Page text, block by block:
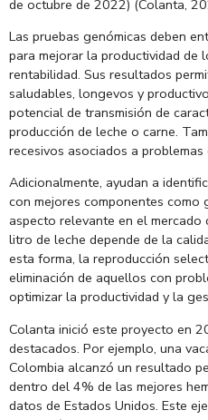
de octubre de 2022) (Colanta,
Las pruebas genómicas deben
para mejorar la productividad de
rentabilidad. Sus resultados
saludables, longevos y
potencial de transmisión de
producción de leche o carne.
recesivos asociados a
Adicionalmente, ayudan a
con mejores componentes como
aspecto relevante en el
litro de leche depende de la
esta forma, la reproducción
eliminación de aquellos con
optimizar la productividad y la
Colanta inició este proyecto en
destacados. Por ejemplo, una
Colombia alcanzó un resultado
dentro del 4% de las mejores
datos de Estados Unidos. Este